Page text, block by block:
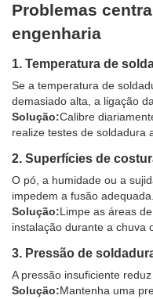
Problemas
engenharia
1. Temperatura de
Se a temperatura de
demasiado alta, a ligação
Solução:Calibre
realize testes de soldadura
2. Superfícies de
O pó, a humidade ou a
impedem a fusão adequada.
Solução:Limpe as áreas
instalação durante a chuva
3. Pressão de
A pressão insuficiente
Solução:Mantenha uma